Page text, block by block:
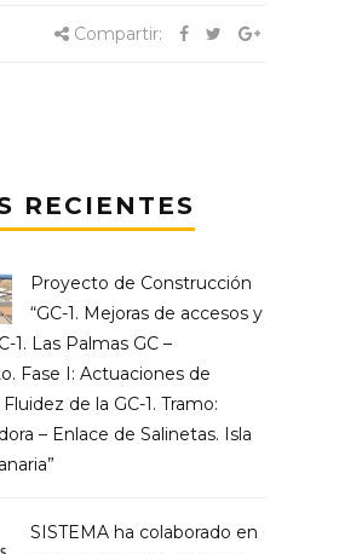
Compartir:
RECIENTES
Proyecto de Construcción
“GC-1. Mejoras de accesos y
1. Las Palmas GC –
Fase I: Actuaciones de
de la GC-1. Tramo:
– Enlace de Salinetas. Isla
SISTEMA ha colaborado en